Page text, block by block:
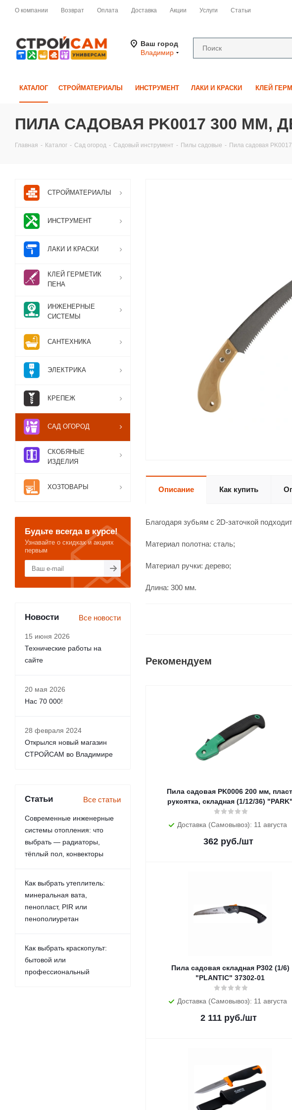
О компании Возврат Оплата Доставка Акции Услуги Статьи
Ваш город
Владимир
КАТАЛОГ СТРОЙМАТЕРИАЛЫ ИНСТРУМЕНТ ЛАКИ И КРАСКИ КЛЕЙ
ПИЛА САДОВАЯ PK0017 300 ММ,
Главная - Каталог - Сад огород - Садовый инструмент - Пилы садовые - Пила садовая
Описание Как купить
Благодаря зубьям с 2D-заточкой
Материал полотна: сталь;
Материал ручки: дерево;
Длина: 300 мм.
Рекомендуем
Пила садовая PK0006 200 мм, пласт.
рукоятка, складная (1/12/36) "PARK"
Доставка (Самовывоз): 11 августа
362 руб./шт
Пила садовая складная P302 (1/6)
"PLANTIC" 37302-01
Доставка (Самовывоз): 11 августа
2 111руб./шт
СТРОЙМАТЕРИАЛЫ
ИНСТРУМЕНТ
ЛАКИ И КРАСКИ
КЛЕЙ ГЕРМЕТИК
ПЕНА
ИНЖЕНЕРНЫЕ
СИСТЕМЫ
САНТЕХНИКА
ЭЛЕКТРИКА
КРЕПЕЖ
САД ОГОРОД
СКОБЯНЫЕ
ИЗДЕЛИЯ
ХОЗТОВАРЫ
Будьте всегда в курсе!
Узнавайте о скидках и акциях
первым
Новости Все новости
15 июня 2026
Технические работы на
сайте
20 мая 2026
Нас 70 000!
28 февраля 2024
Открылся новый магазин
СТРОЙСАМ во Владимире
Статьи Все статьи
Современные инженерные
системы отопления: что
выбрать — радиаторы,
тёплый пол, конвекторы
Как выбрать утеплитель:
минеральная вата,
пенопласт, PIR или
пенополиуретан
Как выбрать краскопульт:
бытовой или
профессиональный